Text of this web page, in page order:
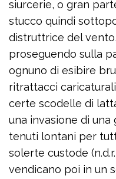
siurcerie, o gran
stucco quindi
distruttrice del
proseguendo sulla
ognuno di esibire
ritrattacci
certe scodelle di
una invasione di una
tenuti lontani per
solerte custode
vendicano poi in un